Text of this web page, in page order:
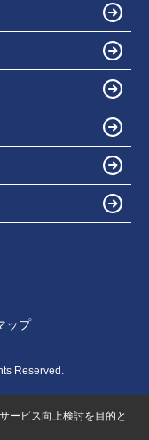
ップ
Reserved.
ービス向上検討を目的と